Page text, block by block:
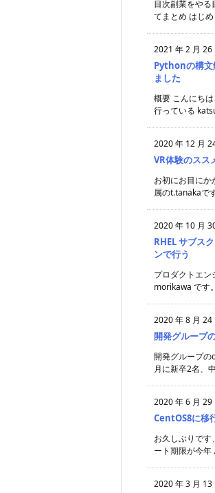
目次副業をや
てまとめ はじ
2021 年 2 月 26
Pythonの構文
ました
概要 こんにち
行っている
2020 年 12 月
VR体験のスス
お初にお目に
属のt.tanakaで
2020 年 10 月
RHEL サブス
ンで行う
プロダクトエ
morikawa です
2020 年 8 月 24
開発グループ
開発グループ
月に新卒2名、
2020 年 6 月 29
CentOS8に移
お久しぶりで
ート期限が今年
2020 年 3 月 13